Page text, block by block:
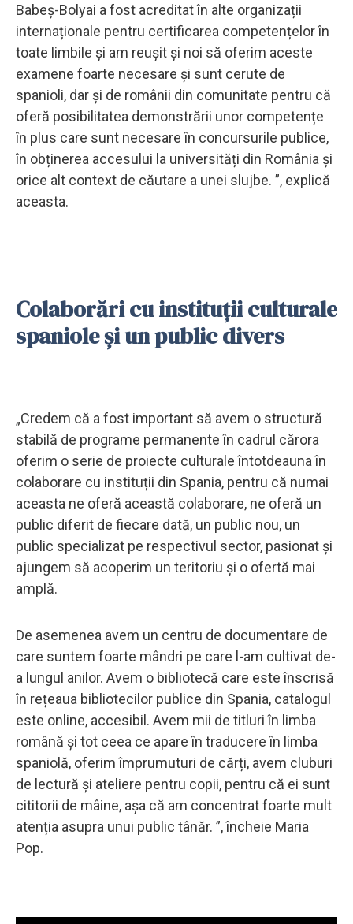
Babeș-Bolyai a fost acreditat în alte organizații
internaționale pentru certificarea competențelor în
toate limbile și am reușit și noi să oferim aceste
examene foarte necesare și sunt cerute de
spanioli, dar și de românii din comunitate pentru că
oferă posibilitatea demonstrării unor competențe
în plus care sunt necesare în concursurile publice,
în obținerea accesului la universități din România și
orice alt context de căutare a unei slujbe. ”, explică
aceasta.
Colaborări cu instituții culturale
spaniole și un public divers
„Credem că a fost important să avem o structură
stabilă de programe permanente în cadrul cărora
oferim o serie de proiecte culturale întotdeauna în
colaborare cu instituții din Spania, pentru că numai
aceasta ne oferă această colaborare, ne oferă un
public diferit de fiecare dată, un public nou, un
public specializat pe respectivul sector, pasionat și
ajungem să acoperim un teritoriu și o ofertă mai
amplă.
De asemenea avem un centru de documentare de
care suntem foarte mândri pe care l-am cultivat de-
a lungul anilor. Avem o bibliotecă care este înscrisă
în rețeaua bibliotecilor publice din Spania, catalogul
este online, accesibil. Avem mii de titluri în limba
română și tot ceea ce apare în traducere în limba
spaniolă, oferim împrumuturi de cărți, avem cluburi
de lectură și ateliere pentru copii, pentru că ei sunt
cititorii de mâine, așa că am concentrat foarte mult
atenția asupra unui public tânăr. ”, încheie Maria
Pop.